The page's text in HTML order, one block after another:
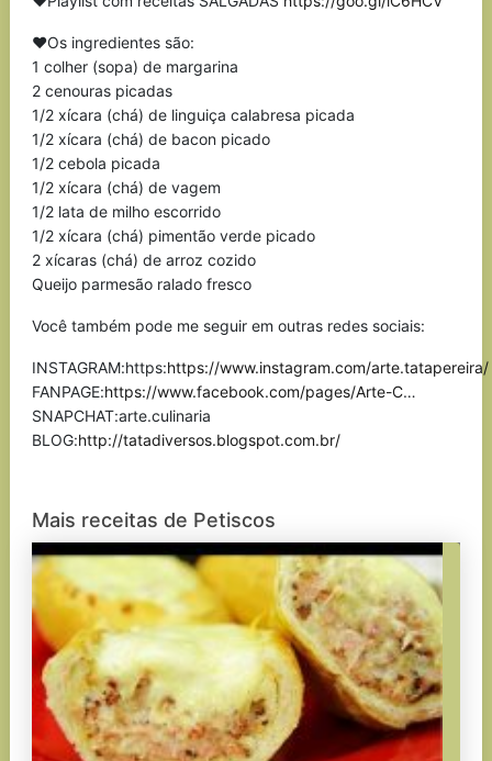
❤Os ingredientes são:
1 colher (sopa) de margarina
2 cenouras picadas
1/2 xícara (chá) de linguiça calabresa picada
1/2 xícara (chá) de bacon picado
1/2 cebola picada
1/2 xícara (chá) de vagem
1/2 lata de milho escorrido
1/2 xícara (chá) pimentão verde picado
2 xícaras (chá) de arroz cozido
Queijo parmesão ralado fresco
Você também pode me seguir em outras redes sociais:
INSTAGRAM:https:https://www.instagram.com/arte.tatapereira/
FANPAGE:https://www.facebook.com/pages/Arte-C…
SNAPCHAT:arte.culinaria
BLOG:http://tatadiversos.blogspot.com.br/
Mais receitas de Petiscos